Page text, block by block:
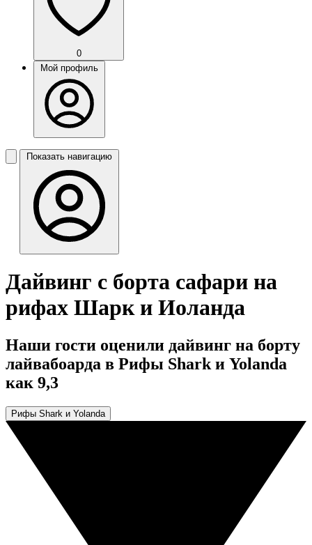
0
Мой профиль
Показать навигацию
Дайвинг с борта сафари на
рифах Шарк и Иоланда
Наши гости оценили дайвинг на борту
лайвабоарда в Рифы Shark и Yolanda
как 9,3
Рифы Shark и Yolanda